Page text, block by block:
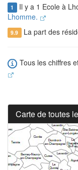
1 Il y a 1 Ecole à
Lhomme.
9.9 La part des
Tous les chiffres
Carte de toutes